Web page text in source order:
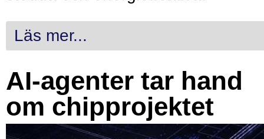
Läs mer...
AI-agenter tar hand
om chipprojektet